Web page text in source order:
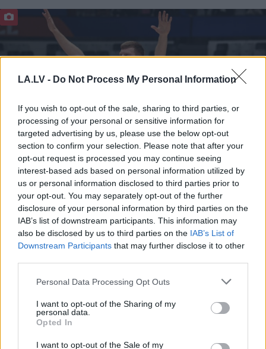
LA.LV - Do Not Process My Personal Information
If you wish to opt-out of the sale, sharing to third parties, or
processing of your personal or sensitive information for
targeted advertising by us, please use the below opt-out
section to confirm your selection. Please note that after your
opt-out request is processed you may continue seeing
interest-based ads based on personal information utilized by
us or personal information disclosed to third parties prior to
your opt-out. You may separately opt-out of the further
disclosure of your personal information by third parties on the
IAB’s list of downstream participants. This information may
also be disclosed by us to third parties on the IAB’s List of
Downstream Participants that may further disclose it to other
Please note that this website/app uses one or more Google
not limited to your visit or usage behaviour. You may click to
grant or deny consent to Google and its third-party tags to
use your data for below specified purposes in below Google
consent section.
Personal Data Processing Opt Outs
I want to opt-out of the Sharing of my
personal data.
Opted In
I want to opt-out of the Sale of my
“Irlaiks likt punktu” – ar
šādiem vārdiem no Latvijas
basketbola izlases atvadās
Dāvis Bertāns
Cilvēkus aizrāvis ātrs IQ tests: tas liks
izkustināt smadzenes, lai pārbaudītu tavu
erudīciju
kādām sievām kļūst katrā mēnesī